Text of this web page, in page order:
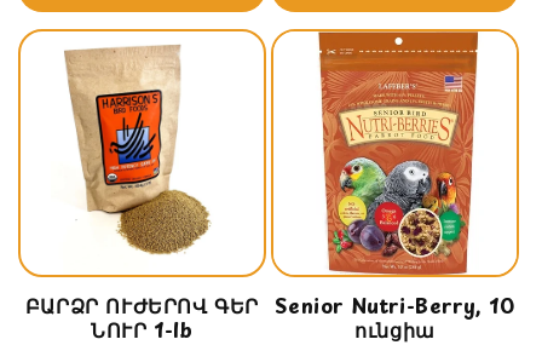
ԲԱՐՁՐ ՈՒԺԵՐՈՎ ԳԵՐ
ՆՈՒՐ 1-lb
Senior Nutri-Berry, 10
ունցիա